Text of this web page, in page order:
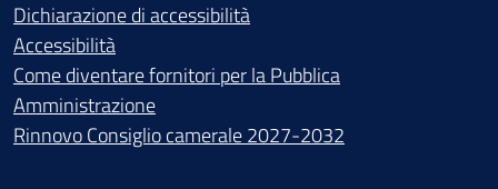
Dichiarazione di accessibilità
Accessibilità
Come diventare fornitori per la Pubblica
Amministrazione
Rinnovo Consiglio camerale 2027-2032